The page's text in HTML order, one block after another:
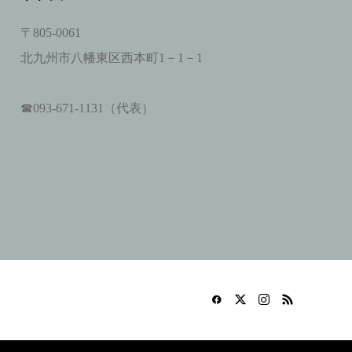
〒805-0061
北九州市八幡東区西本町1－1－1
☎093‐671‐1131（代表）